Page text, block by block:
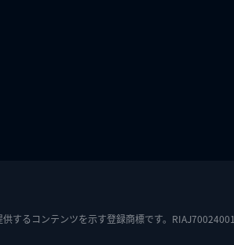
するコンテンツを示す登録商標です。RIAJ70024001